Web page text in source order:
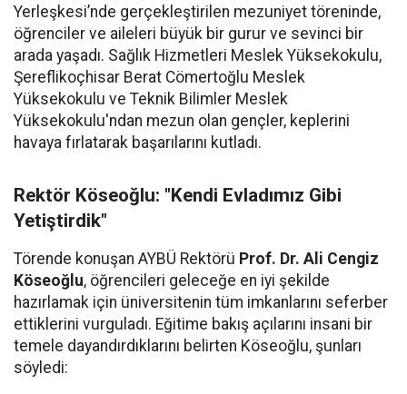
Yerleşkesi’nde gerçekleştirilen mezuniyet töreninde,
öğrenciler ve aileleri büyük bir gurur ve sevinci bir
arada yaşadı. Sağlık Hizmetleri Meslek Yüksekokulu,
Şereflikoçhisar Berat Cömertoğlu Meslek
Yüksekokulu ve Teknik Bilimler Meslek
Yüksekokulu'ndan mezun olan gençler, keplerini
havaya fırlatarak başarılarını kutladı.
Rektör Köseoğlu: "Kendi Evladımız Gibi
Yetiştirdik"
Törende konuşan AYBÜ Rektörü Prof. Dr. Ali Cengiz
Köseoğlu, öğrencileri geleceğe en iyi şekilde
hazırlamak için üniversitenin tüm imkanlarını seferber
ettiklerini vurguladı. Eğitime bakış açılarını insani bir
temele dayandırdıklarını belirten Köseoğlu, şunları
söyledi: